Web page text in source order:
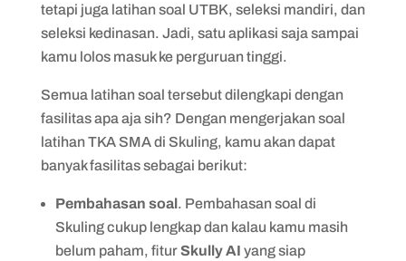
tetapi juga latihan soal UTBK, seleksi mandiri, dan
seleksi kedinasan. Jadi, satu aplikasi saja sampai
kamu lolos masuk ke perguruan tinggi.
Semua latihan soal tersebut dilengkapi dengan
fasilitas apa aja sih? Dengan mengerjakan soal
latihan TKA SMA di Skuling, kamu akan dapat
banyak fasilitas sebagai berikut:
Pembahasan soal. Pembahasan soal di
Skuling cukup lengkap dan kalau kamu masih
belum paham, fiturSkullyAI yang siap